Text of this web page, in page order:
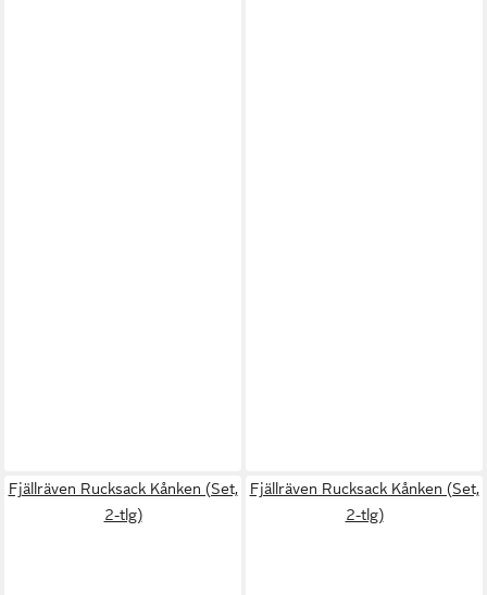
Fjällräven Rucksack Kånken (Set,
2-tlg)
Fjällräven Rucksack Kånken (Set,
2-tlg)